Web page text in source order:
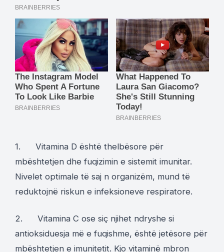
1. Vitamina D është thelbësore për
mbështetjen dhe fuqizimin e sistemit imunitar.
Nivelet optimale të saj n organizëm, mund të
reduktojnë riskun e infeksioneve respiratore.
2. Vitamina C ose siç njihet ndryshe si
antioksiduesja më e fuqishme, është jetësore për
mbështetjen e imunitetit. Kjo vitaminë mbron